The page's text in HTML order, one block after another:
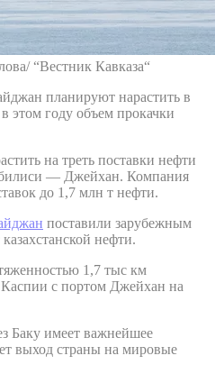
“Вестник Кавказа“
планируют нарастить в
году объем прокачки
на треть поставки нефти
— Джейхан. Компания
до 1,7 млн т нефти.
поставили зарубежным
нефти.
1,7 тыс км
с портом Джейхан на
Баку имеет важнейшее
выход страны на мировые